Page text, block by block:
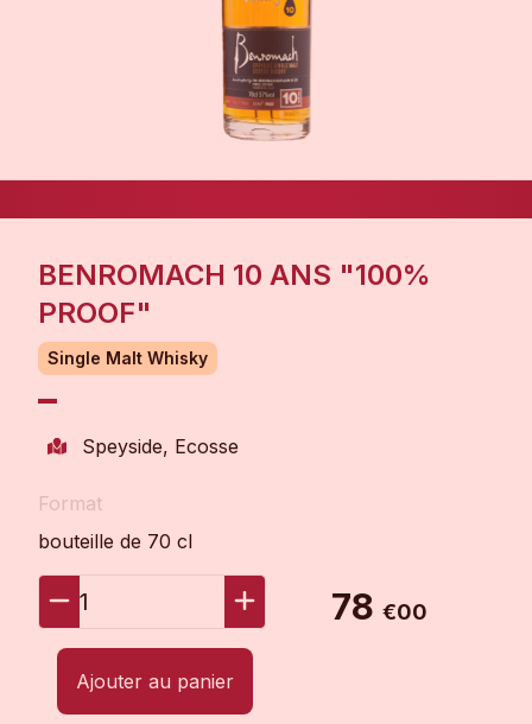
BENROMACH 10 ANS "100%
PROOF"
Single Malt Whisky
Speyside, Ecosse
Format
bouteille de 70 cl
1 78€00
Ajouter au panier